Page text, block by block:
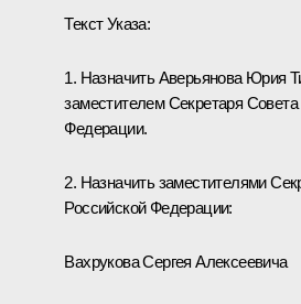
Текст Указа:
1. Назначить Аверьянова Юрия
заместителем Секретаря
Федерации.
2. Назначить заместителями
Российской Федерации:
Вахрукова Сергея Алексеевича